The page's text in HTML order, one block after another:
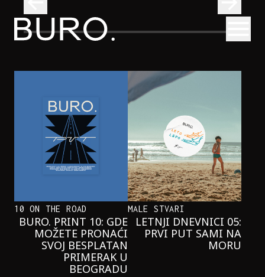
BURO.
NEOBIČNA PRIČA O BLIZNAKINJAMA
KOJE SU INSPIRISALE NOVI
HERCOGOV FILM
10 ON THE ROAD
BURO. PRINT 10: GDE
MOŽETE PRONAĆI
SVOJ BESPLATAN
PRIMERAK U
BEOGRADU
MALE STVARI
LETNJI DNEVNICI 05:
PRVI PUT SAMI NA
MORU